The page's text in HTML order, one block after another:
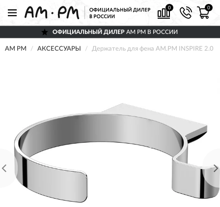
0 0
ОФИЦИАЛЬНЫЙ ДИЛЕР AM PM В РОССИИ
AM PM АКСЕССУАРЫ Держатель для фена AM.PM INSPIRE 2.0